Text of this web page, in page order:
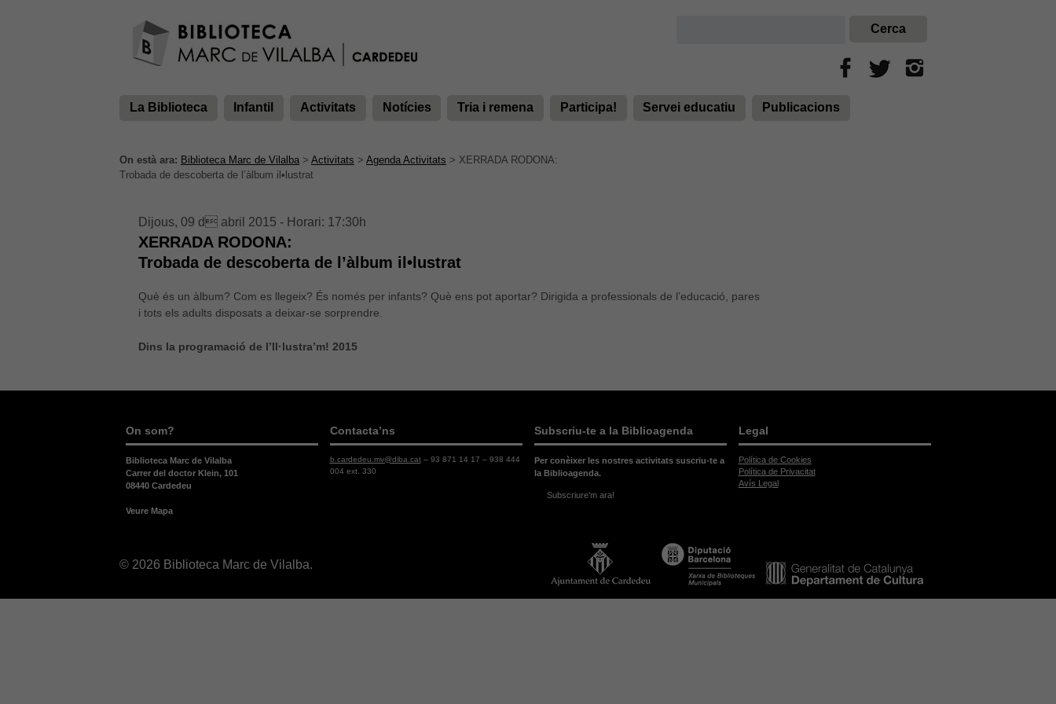
La Biblioteca Infantil Activitats Notícies Tria i remena Participa! Servei educatiu Publicacions
On està ara: Biblioteca Marc de Vilalba > Activitats > Agenda Activitats > XERRADA RODONA:
Trobada de descoberta de l’àlbum il•lustrat
Dijous, 09 d abril 2015 - Horari: 17:30h
XERRADA RODONA:
Trobada de descoberta de l’àlbum il•lustrat
Què és un àlbum? Com es llegeix? És només per infants? Què ens pot aportar? Dirigida a professionals de l’educació, pares
i tots els adults disposats a deixar-se sorprendre.
Dins la programació de l’Il·lustra’m! 2015
On som?
Biblioteca Marc de Vilalba
Carrer del doctor Klein, 101
08440 Cardedeu
Veure Mapa
Contacta’ns
b.cardedeu.mv@diba.cat– 93 871 14 17 – 938 444
004 ext. 330
Subscriu-te a la Biblioagenda
Per conèixer les nostres activitats suscriu-te a
la Biblioagenda.
Subscriure'm ara!
Legal
Política de Cookies
Política de Privacitat
Avís Legal
© 2026 Biblioteca Marc de Vilalba.